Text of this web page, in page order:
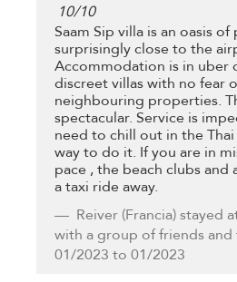
10/10
Saam Sip villa is an oasis
surprisingly close to the
Accommodation is in uber
discreet villas with no fear
neighbouring properties.
spectacular. Service is
need to chill out in the
way to do it. If you are in
pace , the beach clubs
a taxi ride away.
Reiver (Francia) stayed
with a group of friends
01/2023 to 01/2023